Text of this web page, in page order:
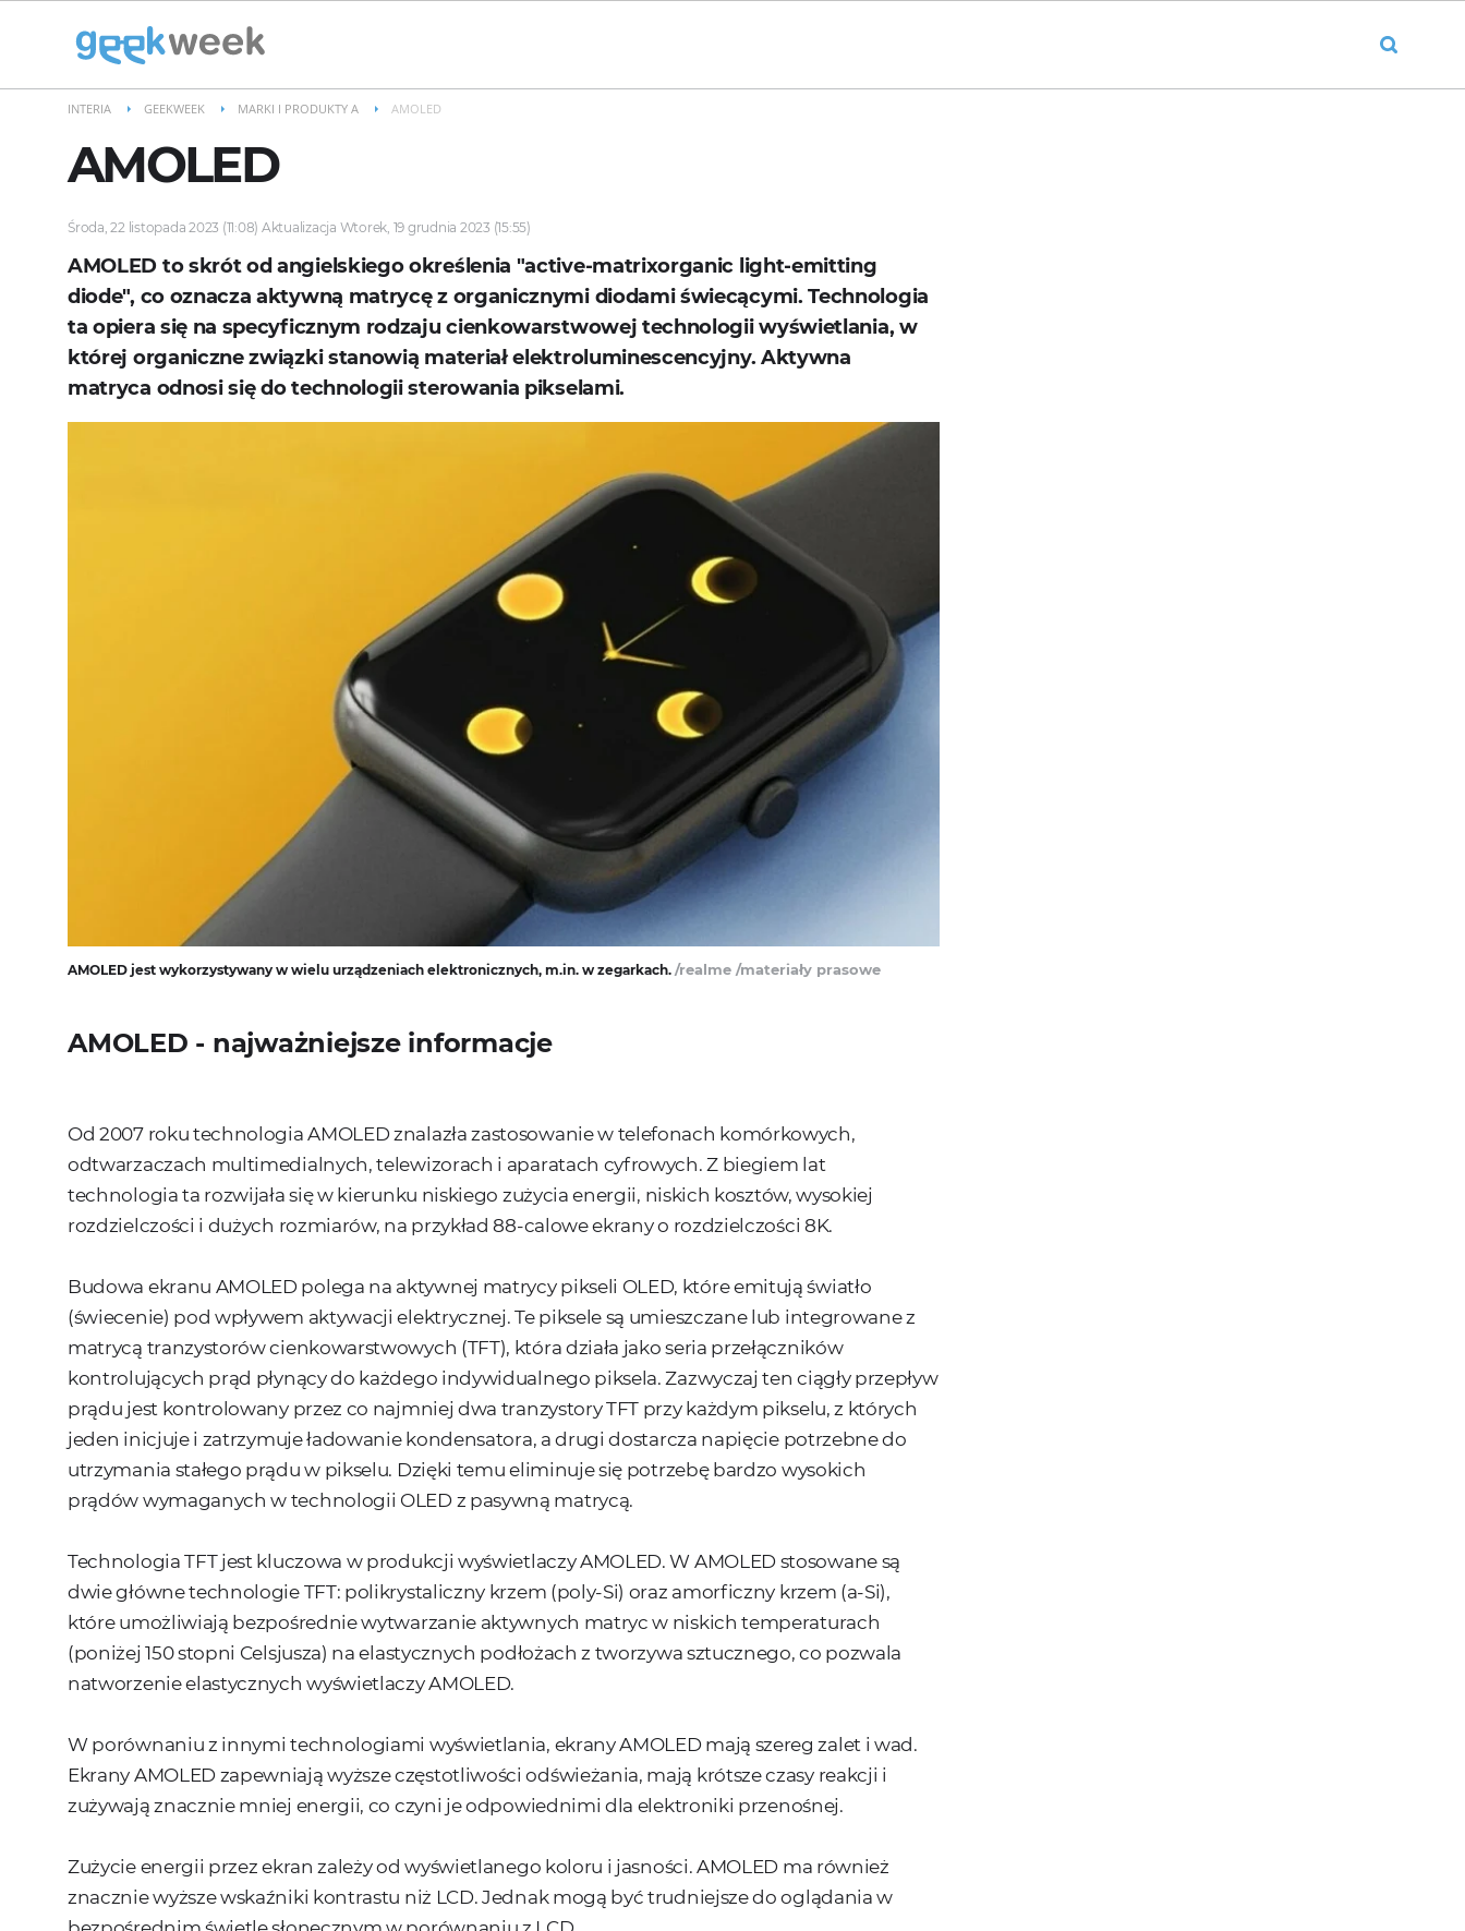
INTERIA GEEKWEEK MARKI I PRODUKTY A AMOLED
AMOLED
Środa, 22 listopada 2023 (11:08) Aktualizacja Wtorek, 19 grudnia 2023 (15:55)
AMOLED to skrót od angielskiego określenia "active-matrixorganic light-emitting
diode", co oznacza aktywną matrycę z organicznymi diodami świecącymi. Technologia
ta opiera się na specyficznym rodzaju cienkowarstwowej technologii wyświetlania, w
której organiczne związki stanowią materiał elektroluminescencyjny. Aktywna
matryca odnosi się do technologii sterowania pikselami.
AMOLED jest wykorzystywany w wielu urządzeniach elektronicznych, m.in. w zegarkach. /realme /materiały prasowe
AMOLED - najważniejsze informacje
Od 2007 roku technologia AMOLED znalazła zastosowanie w telefonach komórkowych,
odtwarzaczach multimedialnych, telewizorach i aparatach cyfrowych. Z biegiem lat
technologia ta rozwijała się w kierunku niskiego zużycia energii, niskich kosztów, wysokiej
rozdzielczości i dużych rozmiarów, na przykład 88-calowe ekrany o rozdzielczości 8K.
Budowa ekranu AMOLED polega na aktywnej matrycy pikseli OLED, które emitują światło
(świecenie) pod wpływem aktywacji elektrycznej. Te piksele są umieszczane lub integrowane z
matrycą tranzystorów cienkowarstwowych (TFT), która działa jako seria przełączników
kontrolujących prąd płynący do każdego indywidualnego piksela. Zazwyczaj ten ciągły przepływ
prądu jest kontrolowany przez co najmniej dwa tranzystory TFT przy każdym pikselu, z których
jeden inicjuje i zatrzymuje ładowanie kondensatora, a drugi dostarcza napięcie potrzebne do
utrzymania stałego prądu w pikselu. Dzięki temu eliminuje się potrzebę bardzo wysokich
prądów wymaganych w technologii OLED z pasywną matrycą.
Technologia TFT jest kluczowa w produkcji wyświetlaczy AMOLED. W AMOLED stosowane są
dwie główne technologie TFT: polikrystaliczny krzem (poly-Si) oraz amorficzny krzem (a-Si),
które umożliwiają bezpośrednie wytwarzanie aktywnych matryc w niskich temperaturach
(poniżej 150 stopni Celsjusza) na elastycznych podłożach z tworzywa sztucznego, co pozwala
natworzenie elastycznych wyświetlaczy AMOLED.
W porównaniu z innymi technologiami wyświetlania, ekrany AMOLED mają szereg zalet i wad.
Ekrany AMOLED zapewniają wyższe częstotliwości odświeżania, mają krótsze czasy reakcji i
zużywają znacznie mniej energii, co czyni je odpowiednimi dla elektroniki przenośnej.
Zużycie energii przez ekran zależy od wyświetlanego koloru i jasności. AMOLED ma również
znacznie wyższe wskaźniki kontrastu niż LCD. Jednak mogą być trudniejsze do oglądania w